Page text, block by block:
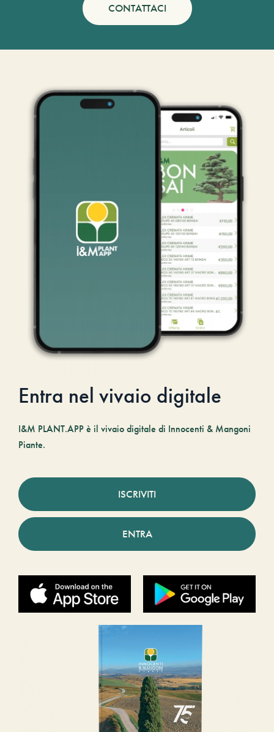
CONTATTACI
Entra nel vivaio digitale
I&M PLANT.APP è il vivaio digitale di Innocenti & Mangoni
Piante.
ISCRIVITI
ENTRA